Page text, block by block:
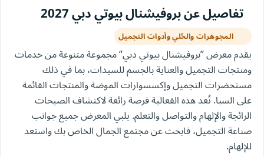
تفاصيل عن بروفيشنال بيوتي دبي 2027
المجوهرات والحُلي وأدوات التجميل
يقدم معرض ”بروفيشنال بيوتي دبي“ مجموعة متنوعة من خدمات
ومنتجات التجميل والعناية بالجسم للسيدات، بما في ذلك
مستحضرات التجميل وإكسسوارات الموضة والمنتجات القائمة
على السبا. تُعد هذه الفعالية فرصة رائعة لاكتشاف الصيحات
الرائجة والإلهام والتواصل والتعلم. يلبي المعرض جميع جوانب
صناعة التجميل، فابحث عن مجتمع الجمال الخاص بك واستعد
للإلهام.